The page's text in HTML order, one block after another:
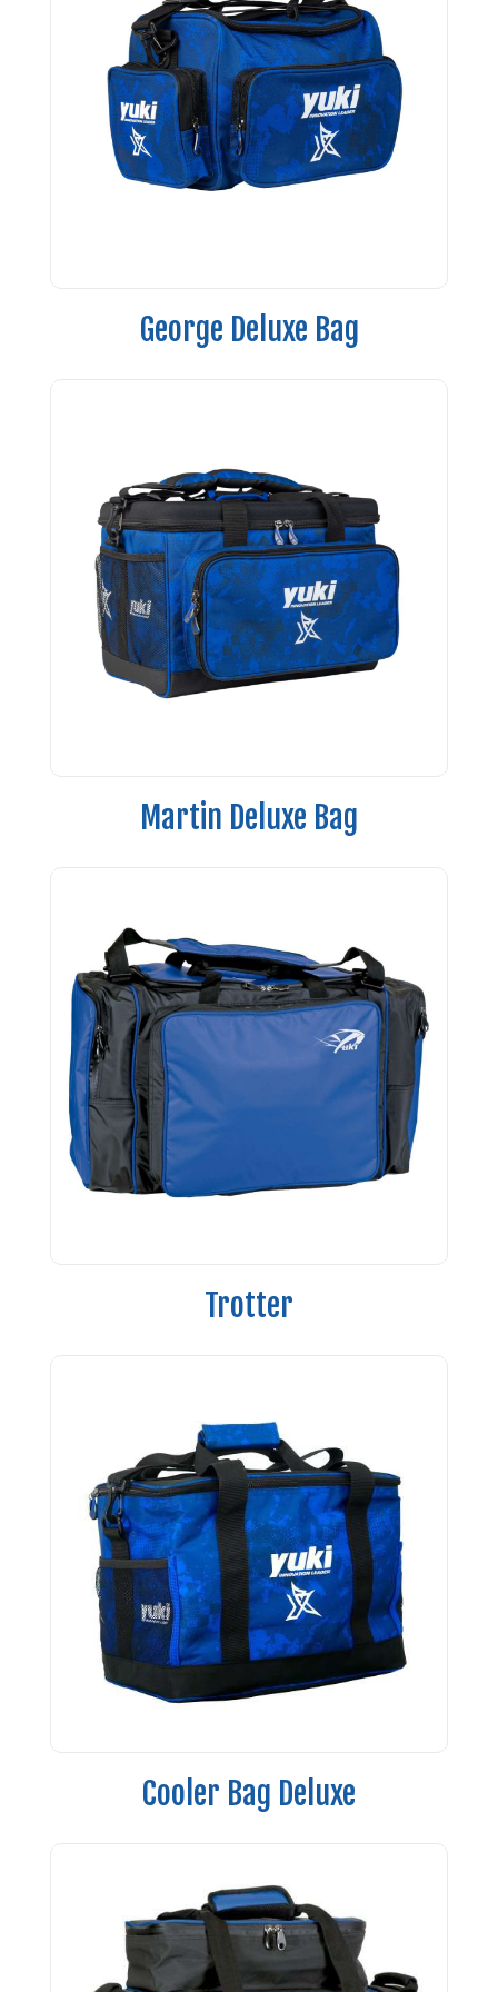
George Deluxe Bag
Martin Deluxe Bag
Trotter
Cooler Bag Deluxe